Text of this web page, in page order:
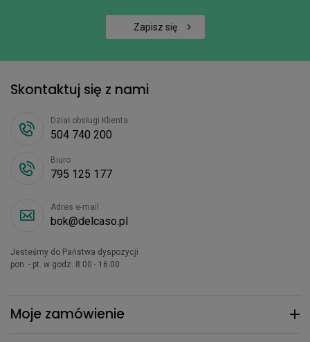
Zapisz się
Moje zamówienie
Skontaktuj się z nami
Dział obsługi Klienta
504 740 200
Biuro
795 125 177
Adres e-mail
bok@delcaso.pl
Jesteśmy do Państwa dyspozycji
pon. - pt. w godz. 8:00 - 16:00